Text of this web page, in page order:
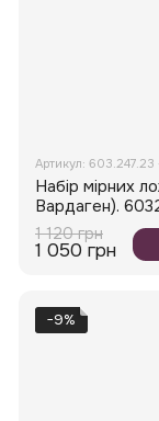
Артикул:
Набір мірних
Вардаген).
1 120 грн
1 050 грн
−9%